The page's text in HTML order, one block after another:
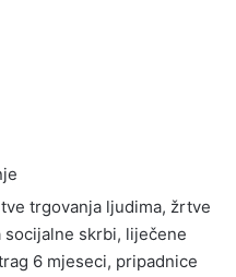
trgovanja ljudima, žrtve
skrbi, liječene
6 mjeseci, pripadnice